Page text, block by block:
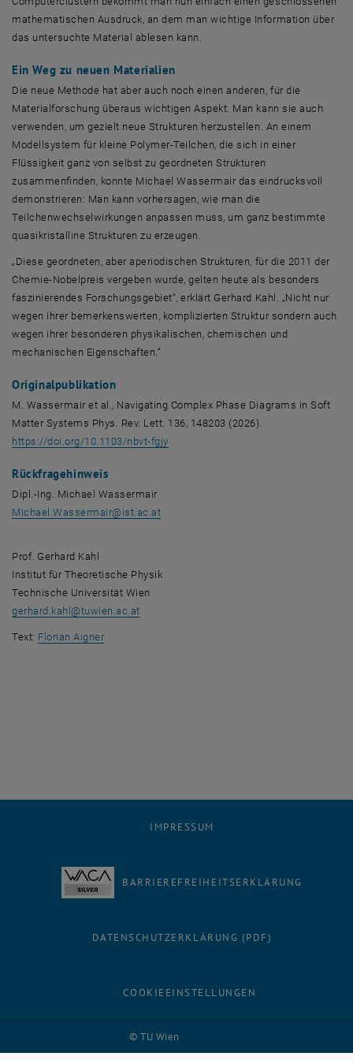
mathematischen Ausdruck, an dem man wichtige Information über
das untersuchte Material ablesen kann.
Ein Weg zu neuen Materialien
Die neue Methode hat aber auch noch einen anderen, für die
Materialforschung überaus wichtigen Aspekt: Man kann sie auch
verwenden, um gezielt neue Strukturen herzustellen. An einem
Modellsystem für kleine Polymer-Teilchen, die sich in einer
Flüssigkeit ganz von selbst zu geordneten Strukturen
zusammenfinden, konnte Michael Wassermair das eindrucksvoll
demonstrieren: Man kann vorhersagen, wie man die
Teilchenwechselwirkungen anpassen muss, um ganz bestimmte
quasikristalline Strukturen zu erzeugen.
„Diese geordneten, aber aperiodischen Strukturen, für die 2011 der
Chemie-Nobelpreis vergeben wurde, gelten heute als besonders
faszinierendes Forschungsgebiet“, erklärt Gerhard Kahl. „Nicht nur
wegen ihrer bemerkenswerten, komplizierten Struktur sondern auch
wegen ihrer besonderen physikalischen, chemischen und
mechanischen Eigenschaften.“
Originalpublikation
M. Wassermair et al., Navigating Complex Phase Diagrams in Soft
Matter Systems Phys. Rev. Lett. 136, 148203 (2026).
https://doi.org/10.1103/nbvt-fgjy, öffnet eine externe URL in einem
Rückfragehinweis
Dipl.-Ing. Michael Wassermair
Michael.Wassermair@ ist.ac.at
Prof. Gerhard Kahl
Institut für Theoretische Physik
Technische Universität Wien
gerhard.kahl@tuwien.ac.at
Text: Florian Aigner
© TU Wien
IMPRESSUM
BARRIEREFREIHEITSERKLÄRUNG
DATENSCHUTZERKLÄRUNG (PDF)
COOKIEEINSTELLUNGEN